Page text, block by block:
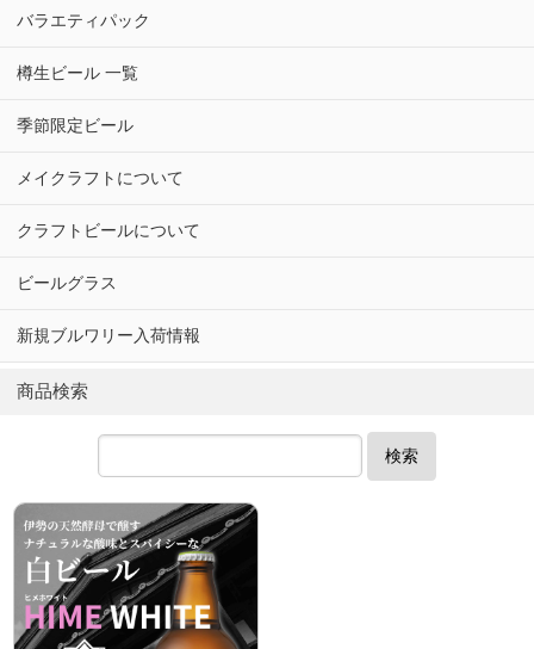
バラエティパック
樽生ビール 一覧
季節限定ビール
メイクラフトについて
クラフトビールについて
ビールグラス
新規ブルワリー入荷情報
商品検索
検索